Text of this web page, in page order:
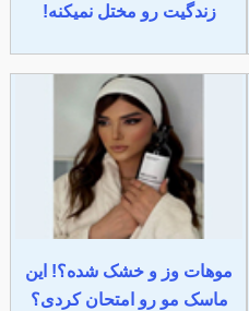
زندگیت رو مختل نمیکنه!
موهات وز و خشک شده؟! این
ماسک مو رو امتحان کردی؟